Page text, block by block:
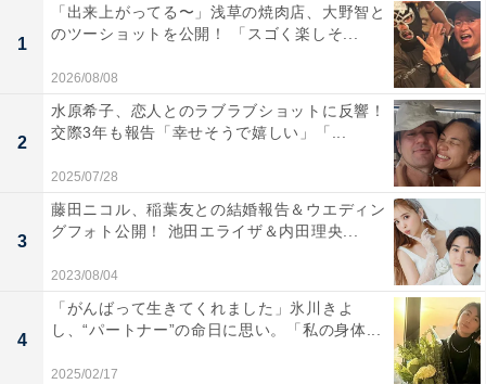
1
「出来上がってる〜」浅草の焼肉店、大野智と
のツーショットを公開！ 「スゴく楽しそ...
2026/08/08
2
水原希子、恋人とのラブラブショットに反響！
交際3年も報告「幸せそうで嬉しい」「...
2025/07/28
3
藤田ニコル、稲葉友との結婚報告＆ウエディン
グフォト公開！ 池田エライザ＆内田理央...
2023/08/04
4
「がんばって生きてくれました」氷川きよ
し、“パートナー”の命日に思い。「私の身体...
2025/02/17